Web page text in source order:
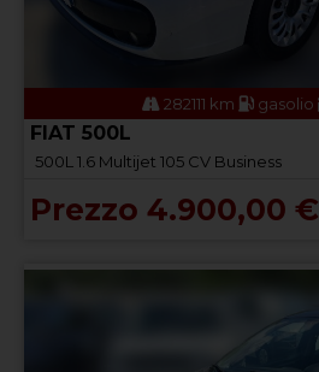
282111 km gasolio
FIAT 500L
500L 1.6 Multijet 105 CV Business
Prezzo 4.900,00 €